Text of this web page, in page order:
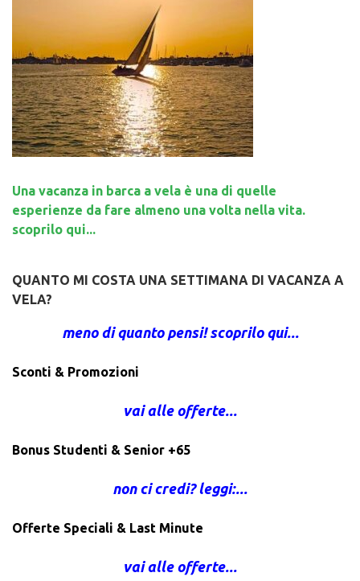
Una vacanza in barca a vela è una di quelle
esperienze da fare almeno una volta nella vita.
scoprilo qui...
QUANTO MI COSTA UNA SETTIMANA DI VACANZA A
VELA?
meno di quanto pensi! scoprilo qui...
Sconti & Promozioni
vai alle offerte...
Bonus Studenti & Senior +65
non ci credi? leggi:...
Offerte Speciali & Last Minute
vai alle offerte...